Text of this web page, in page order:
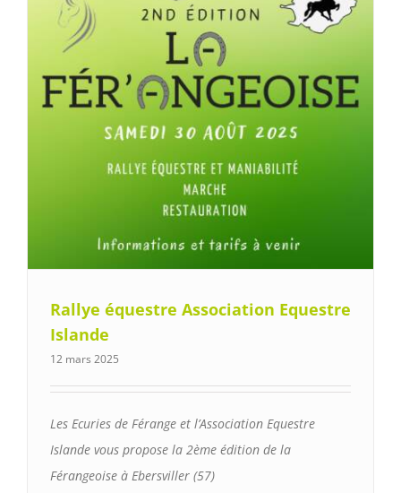
Rallye équestre Association Equestre
Islande
12 mars 2025
Les Ecuries de Férange et l’Association Equestre
Islande vous propose la 2ème édition de la
Férangeoise à Ebersviller (57)